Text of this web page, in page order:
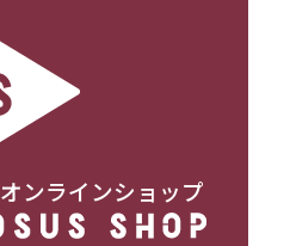
ンラインショップ